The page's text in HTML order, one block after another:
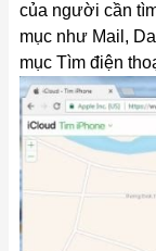
của người cần
mục như Mail,
mục Tìm điện